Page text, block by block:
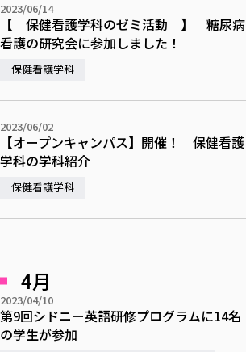
2023/06/14
【 保健看護学科のゼミ活動 】 糖尿病
看護の研究会に参加しました！
保健看護学科
2023/06/02
【オープンキャンパス】開催！ 保健看護
学科の学科紹介
保健看護学科
4月
2023/04/10
第9回シドニー英語研修プログラムに14名
の学生が参加